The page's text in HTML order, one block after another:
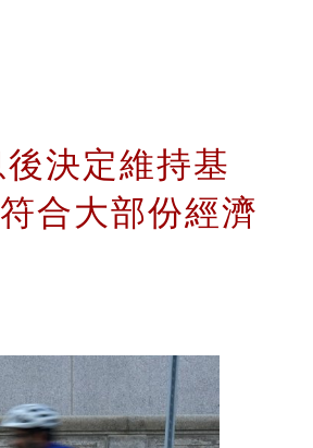
決定維持基
合大部份經濟